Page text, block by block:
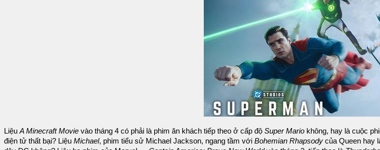
LiệuA Minecraft Movie vào tháng 4 có phải là phim ăn khách tiếp theo ở cấp độ Super Mario không, hay là cuộc
điện tử thất bại? Liệu Michael, phim tiểu sử Michael Jackson, ngang tầm với Bohemian Rhapsody của Queen hay